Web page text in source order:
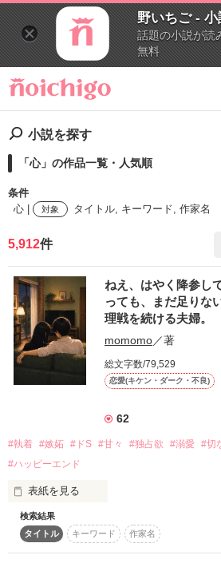
野いちご -
話題の小説が読
無料
小説を探す
「心」の作品一覧・人気順
条件
心 |
対象 タイトル, キーワード, 作家名
検索ワード
詳しく検索
キーワード
あらすじ
ジャンル
感想
5,912件
ねえ、はやく降参
っても、まだ足りな
理戦を続ける夫婦。
momomo／著
総文字数/79,529
恋愛(キケン・ダーク・不良)
62
#執着 #嫉妬 #ドS #甘々 #独占欲 #溺愛 #切
#ハッピーエンド
表紙を見る
――――――――――
検索結果
タイトル
キーワード 作家名